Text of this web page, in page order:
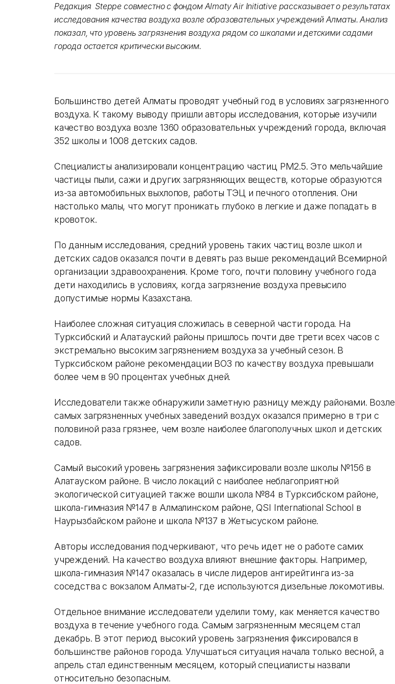
Редакция Steppe совместно с фондом Almaty Air Initiative рассказывает о результатах
исследования качества воздуха возле образовательных учреждений Алматы. Анализ
показал, что уровень загрязнения воздуха рядом со школами и детскими садами
города остается критически высоким.
Большинство детей Алматы проводят учебный год в условиях загрязненного
воздуха. К такому выводу пришли авторы исследования, которые изучили
качество воздуха возле 1360 образовательных учреждений города, включая
352 школы и 1008 детских садов.
Специалисты анализировали концентрацию частиц PM2.5. Это мельчайшие
частицы пыли, сажи и других загрязняющих веществ, которые образуются
из-за автомобильных выхлопов, работы ТЭЦ и печного отопления. Они
настолько малы, что могут проникать глубоко в легкие и даже попадать в
кровоток.
По данным исследования, средний уровень таких частиц возле школ и
детских садов оказался почти в девять раз выше рекомендаций Всемирной
организации здравоохранения. Кроме того, почти половину учебного года
дети находились в условиях, когда загрязнение воздуха превысило
допустимые нормы Казахстана.
Наиболее сложная ситуация сложилась в северной части города. На
Турксибский и Алатауский районы пришлось почти две трети всех часов с
экстремально высоким загрязнением воздуха за учебный сезон. В
Турксибском районе рекомендации ВОЗ по качеству воздуха превышали
более чем в 90 процентах учебных дней.
Исследователи также обнаружили заметную разницу между районами. Возле
самых загрязненных учебных заведений воздух оказался примерно в три с
половиной раза грязнее, чем возле наиболее благополучных школ и детских
садов.
Самый высокий уровень загрязнения зафиксировали возле школы №156 в
Алатауском районе. В число локаций с наиболее неблагоприятной
экологической ситуацией также вошли школа №84 в Турксибском районе,
школа-гимназия №147 в Алмалинском районе, QSI International School в
Наурызбайском районе и школа №137 в Жетысуском районе.
Авторы исследования подчеркивают, что речь идет не о работе самих
учреждений. На качество воздуха влияют внешние факторы. Например,
школа-гимназия №147 оказалась в числе лидеров антирейтинга из-за
соседства с вокзалом Алматы-2, где используются дизельные локомотивы.
Отдельное внимание исследователи уделили тому, как меняется качество
воздуха в течение учебного года. Самым загрязненным месяцем стал
декабрь. В этот период высокий уровень загрязнения фиксировался в
большинстве районов города. Улучшаться ситуация начала только весной, а
апрель стал единственным месяцем, который специалисты назвали
относительно безопасным.